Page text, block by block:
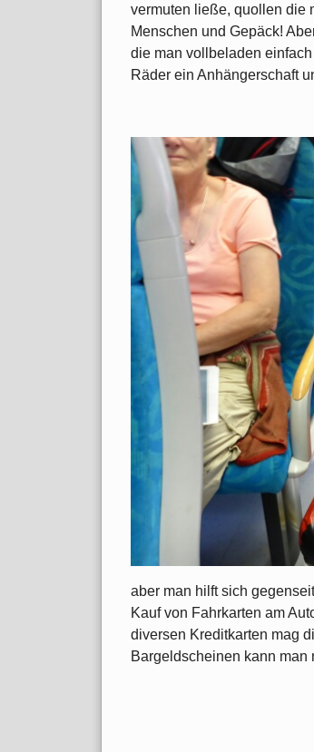
vermuten ließe, quollen die
Menschen und Gepäck!
die man vollbeladen
Räder ein Anhängerschaft
aber man hilft sich
Kauf von Fahrkarten am
diversen Kreditkarten mag
Bargeldscheinen kann man